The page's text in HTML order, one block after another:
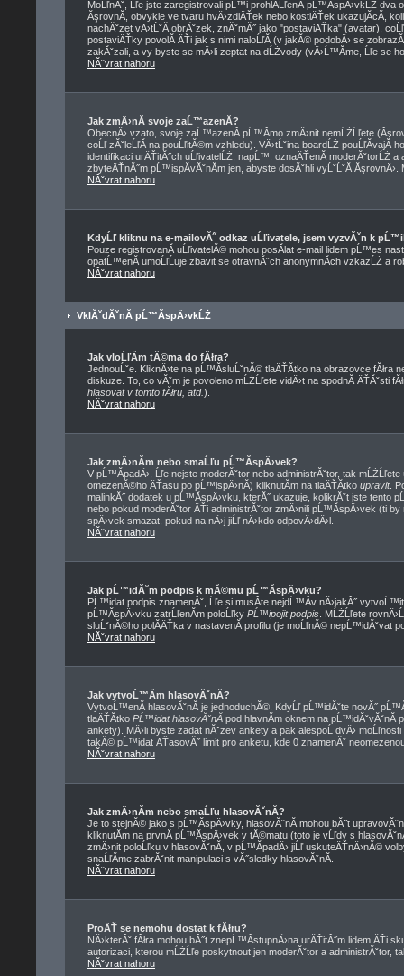
MoĹľnĂˇ, Ĺľe jste zaregistrovali pĹ™i prohlĂ­ĹľenĂ­ pĹ™Ă­spÄ›vkĹŻ dva
ĂşrovnĂ­, obvykle ve tvaru hvÄ›zdiÄŤek nebo kostiÄŤek ukazujĂ­cĂ­,
nachĂˇzet vÄ›tĹˇĂ­ obrĂˇzek, znĂˇmĂ˝ jako "postaviÄŤka" (avatar),
postaviÄŤky povolĂ­ ÄŤi jak s nimi naloĹľĂ­ (v jakĂ© podobÄ› se
zakĂˇzali, a vy byste se mÄ›li zeptat na dĹŻvody (vÄ›Ĺ™Ă­me, Ĺľe se
NĂˇvrat nahoru
Jak zmÄ›nĂ­ svoje zaĹ™azenĂ­?
ObecnÄ› vzato, svoje zaĹ™azenĂ­ pĹ™Ă­mo zmÄ›nit nemĹŻĹľete
coĹľ zĂˇleĹľĂ­ na pouĹľitĂ©m vzhledu). VÄ›tĹˇina boardĹŻ pouĹľĂ­vajĂ­
identifikaci urÄŤitĂ˝ch uĹľivatelĹŻ, napĹ™. oznaÄŤenĂ­ moderĂˇtorĹŻ
zbyteÄŤnĂ˝m pĹ™ispĂ­vĂˇnĂ­m jen, abyste dosĂˇhli vyĹˇĹˇĂ­
NĂˇvrat nahoru
KdyĹľ kliknu na e-mailovĂ˝ odkaz uĹľivatele, jsem vyzvĂˇn k
Pouze registrovanĂ­ uĹľivatelĂ© mohou posĂ­lat e-mail lidem pĹ™es
opatĹ™enĂ­ umoĹľĹuje zbavit se otravnĂ˝ch anonymnĂ­ch vzkazĹŻ a
NĂˇvrat nahoru
VklĂˇdĂˇnĂ­ pĹ™Ă­spÄ›vkĹŻ
Jak vloĹľĂ­m tĂ©ma do fĂłra?
JednouĹˇe. KliknÄ›te na pĹ™Ă­sluĹˇnĂ© tlaÄŤĂ­tko na obrazovce
diskuze. To, co vĂˇm je povoleno mĹŻĹľete vidÄ›t na spodnĂ­ ÄŤĂˇsti
hlasovat v tomto fĂłru, atd.).
NĂˇvrat nahoru
Jak zmÄ›nĂ­m nebo smaĹľu pĹ™Ă­spÄ›vek?
V pĹ™Ă­padÄ›, Ĺľe nejste moderĂˇtor nebo administrĂˇtor, tak
omezenĂ©ho ÄŤasu po pĹ™ispÄ›nĂ­) kliknutĂ­m na tlaÄŤĂ­tko upravit.
malinkĂ˝ dodatek u pĹ™Ă­spÄ›vku, kterĂ˝ ukazuje, kolikrĂˇt jste tento
nebo pokud moderĂˇtor ÄŤi administrĂˇtor zmÄ›nili pĹ™Ă­spÄ›vek (ti
spÄ›vek smazat, pokud na nÄ›j jiĹľ nÄ›kdo odpovÄ›dÄ›l.
NĂˇvrat nahoru
Jak pĹ™idĂˇm podpis k mĂ©mu pĹ™Ă­spÄ›vku?
PĹ™idat podpis znamenĂˇ, Ĺľe si musĂ­te nejdĹ™Ă­v nÄ›jakĂ˝
pĹ™Ă­spÄ›vku zatrĹľenĂ­m poloĹľky PĹ™ipojit podpis . MĹŻĹľete
sluĹˇnĂ©ho polĂ­ÄŤka v nastavenĂ­ profilu (je moĹľnĂ© nepĹ™idĂˇvat
NĂˇvrat nahoru
Jak vytvoĹ™Ă­m hlasovĂˇnĂ­?
VytvoĹ™enĂ­ hlasovĂˇnĂ­ je jednoduchĂ©. KdyĹľ pĹ™idĂˇte novĂ˝
tlaÄŤĂ­tko PĹ™idat hlasovĂˇnĂ­ pod hlavnĂ­m oknem na pĹ™idĂˇvĂˇnĂ­
ankety). MÄ›li byste zadat nĂˇzev ankety a pak alespoĹ dvÄ›
takĂ© pĹ™idat ÄŤasovĂ˝ limit pro anketu, kde 0 znamenĂˇ
NĂˇvrat nahoru
Jak zmÄ›nĂ­m nebo smaĹľu hlasovĂˇnĂ­?
Je to stejnĂ© jako s pĹ™Ă­spÄ›vky, hlasovĂˇnĂ­ mohou bĂ˝t
kliknutĂ­m na prvnĂ­ pĹ™Ă­spÄ›vek v tĂ©matu (toto je vĹľdy s
zmÄ›nit poloĹľku v hlasovĂˇnĂ­, v pĹ™Ă­padÄ› jiĹľ uskuteÄŤnÄ›nĂ©
snaĹľĂ­me zabrĂˇnit manipulaci s vĂ˝sledky hlasovĂˇnĂ­.
NĂˇvrat nahoru
ProÄŤ se nemohu dostat k fĂłru?
NÄ›kterĂˇ fĂłra mohou bĂ˝t znepĹ™Ă­stupnÄ›na urÄŤitĂ˝m lidem
autorizaci, kterou mĹŻĹľe poskytnout jen moderĂˇtor a administrĂˇtor,
NĂˇvrat nahoru